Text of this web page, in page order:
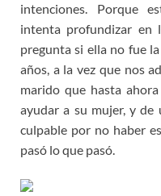
intenciones. Porque
intenta profundizar en
pregunta si ella no fue
años, a la vez que nos
marido que hasta
ayudar a su mujer, y de
culpable por no haber
pasó lo que pasó.